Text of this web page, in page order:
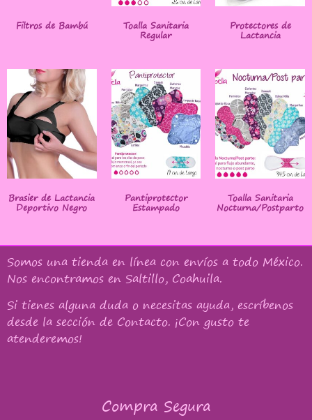
Filtros de Bambú Toalla Sanitaria
Regular
Protectores de
Lactancia
Brasier de Lactancia
Deportivo Negro
Pantiprotector
Estampado
Toalla Sanitaria
Nocturna/Postparto
Somos una tienda en línea con envíos a todo México.
Nos encontramos en Saltillo, Coahuila.
Si tienes alguna duda o necesitas ayuda, escríbenos
desde la sección de Contacto. ¡Con gusto te
atenderemos!
Compra Segura